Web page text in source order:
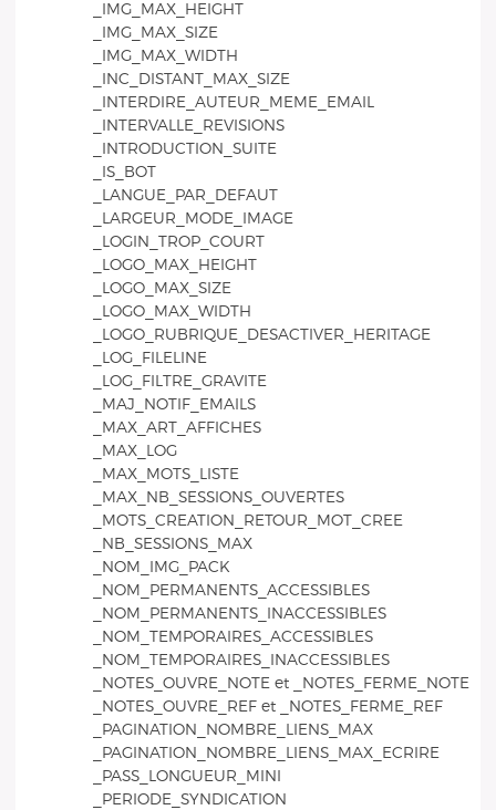
_IMG_MAX_HEIGHT
_IMG_MAX_SIZE
_IMG_MAX_WIDTH
_INC_DISTANT_MAX_SIZE
_INTERDIRE_AUTEUR_MEME_EMAIL
_INTERVALLE_REVISIONS
_INTRODUCTION_SUITE
_IS_BOT
_LANGUE_PAR_DEFAUT
_LARGEUR_MODE_IMAGE
_LOGIN_TROP_COURT
_LOGO_MAX_HEIGHT
_LOGO_MAX_SIZE
_LOGO_MAX_WIDTH
_LOGO_RUBRIQUE_DESACTIVER_HERITAGE
_LOG_FILELINE
_LOG_FILTRE_GRAVITE
_MAJ_NOTIF_EMAILS
_MAX_ART_AFFICHES
_MAX_LOG
_MAX_MOTS_LISTE
_MAX_NB_SESSIONS_OUVERTES
_MOTS_CREATION_RETOUR_MOT_CREE
_NB_SESSIONS_MAX
_NOM_IMG_PACK
_NOM_PERMANENTS_ACCESSIBLES
_NOM_PERMANENTS_INACCESSIBLES
_NOM_TEMPORAIRES_ACCESSIBLES
_NOM_TEMPORAIRES_INACCESSIBLES
_NOTES_OUVRE_NOTE et _NOTES_FERME_NOTE
_NOTES_OUVRE_REF et _NOTES_FERME_REF
_PAGINATION_NOMBRE_LIENS_MAX
_PAGINATION_NOMBRE_LIENS_MAX_ECRIRE
_PASS_LONGUEUR_MINI
_PERIODE_SYNDICATION